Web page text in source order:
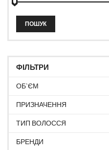
ПОШУК
ФІЛЬТРИ
ОБ`ЄМ
ПРИЗНАЧЕННЯ
ТИП ВОЛОССЯ
БРЕНДИ